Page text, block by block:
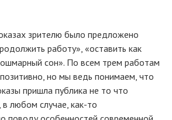
зрителю было предложено
работу», «оставить как
сон». По всем трем работам
позитивно, но мы ведь понимаем, что
пришла публика не то что
любом случае, как-то